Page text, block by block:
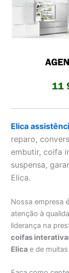
Elica
reparo,
embutir, coifa
suspensa,
Elica.
Nossa empresa
atenção à
liderança na
coifas
Elica e de